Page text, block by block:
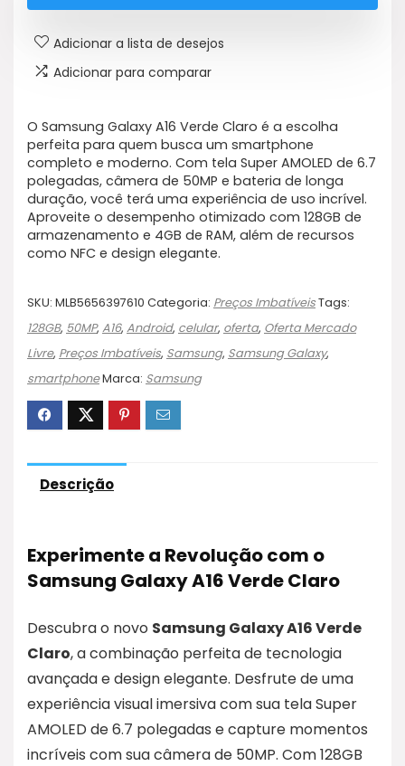
Adicionar a lista de desejos
Adicionar para comparar
O Samsung Galaxy A16 Verde Claro é a escolha
perfeita para quem busca um smartphone
completo e moderno. Com tela Super AMOLED de 6.7
polegadas, câmera de 50MP e bateria de longa
duração, você terá uma experiência de uso incrível.
Aproveite o desempenho otimizado com 128GB de
armazenamento e 4GB de RAM, além de recursos
como NFC e design elegante.
SKU: MLB5656397610 Categoria: Preços ImbatíveisTags:
128GB, 50MP, A16, Android, celular, oferta, Oferta Mercado
Livre, Preços Imbatíveis, Samsung, Samsung Galaxy,
smartphoneMarca: Samsung
Descrição
Experimente a Revolução com o
Samsung Galaxy A16 Verde Claro
Descubra o novo Samsung Galaxy A16 Verde
Claro, a combinação perfeita de tecnologia
avançada e design elegante. Desfrute de uma
experiência visual imersiva com sua tela Super
AMOLED de 6.7 polegadas e capture momentos
incríveis com sua câmera de 50MP. Com 128GB